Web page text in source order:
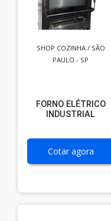
SHOP COZINHA / SÃO
PAULO - SP
FORNO ELÉTRICO
INDUSTRIAL
Cotar agora